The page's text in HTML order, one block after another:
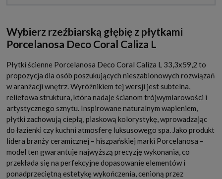
Wybierz rzeźbiarską głębię z płytkami
Porcelanosa Deco Coral Caliza L
Płytki ścienne Porcelanosa Deco Coral Caliza L 33,3x59,2 to
propozycja dla osób poszukujących nieszablonowych rozwiązań
w aranżacji wnętrz. Wyróżnikiem tej wersji jest subtelna,
reliefowa struktura, która nadaje ścianom trójwymiarowości i
artystycznego sznytu. Inspirowane naturalnym wapieniem,
płytki zachowują ciepłą, piaskową kolorystykę, wprowadzając
do łazienki czy kuchni atmosferę luksusowego spa. Jako produkt
lidera branży ceramicznej – hiszpańskiej marki Porcelanosa –
model ten gwarantuje najwyższą precyzję wykonania, co
przekłada się na perfekcyjne dopasowanie elementów i
ponadprzeciętną estetykę wykończenia, cenioną przez